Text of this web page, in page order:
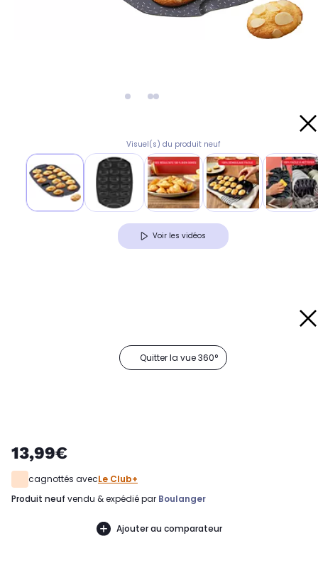
Visuel(s) du produit neuf
Voir les vidéos
Quitter la vue 360°
13,99€
cagnottés avecLe Club+
produit neuf vendu & expédié par Boulanger
Ajouter au comparateur